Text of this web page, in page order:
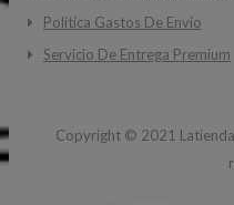
Politica Gastos De Envio
Servicio De Entrega Premium
Copyright © 2021